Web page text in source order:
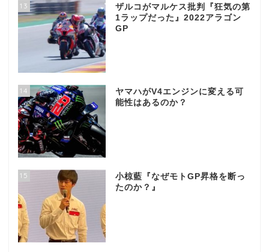
13
ザルコがマルケス批判『狂気の第
1ラップだった』2022アラゴン
GP
14
ヤマハがV4エンジンに変える可
能性はあるのか？
15
小椋藍『なぜモトGP昇格を断っ
たのか？』